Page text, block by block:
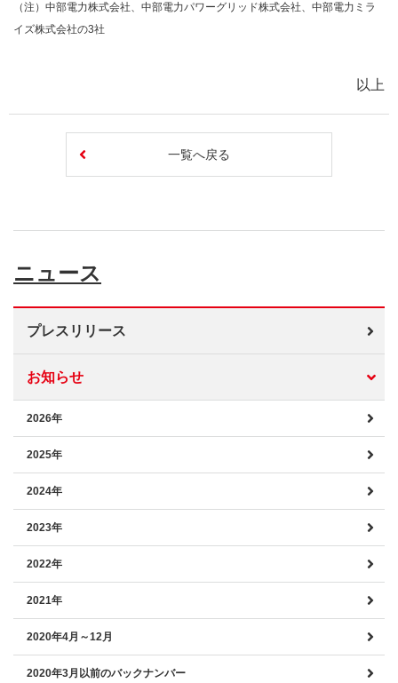
（注）中部電力株式会社、中部電力パワーグリッド株式会社、中部電力ミラ
イズ株式会社の3社
以上
一覧へ戻る
ニュース
プレスリリース
お知らせ
2026年
2025年
2024年
2023年
2022年
2021年
2020年4月～12月
2020年3月以前のバックナンバー